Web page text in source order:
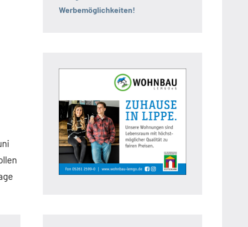
Werbemöglichkeiten!